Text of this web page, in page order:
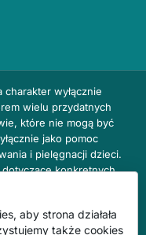
charakter wyłącznie
wielu przydatnych
które nie mogą być
jako pomoc
i pielęgnacji dzieci.
konkretnych
z prowadzącym
specjalistą w danej
za treść reklam,
aby strona działała
także cookies